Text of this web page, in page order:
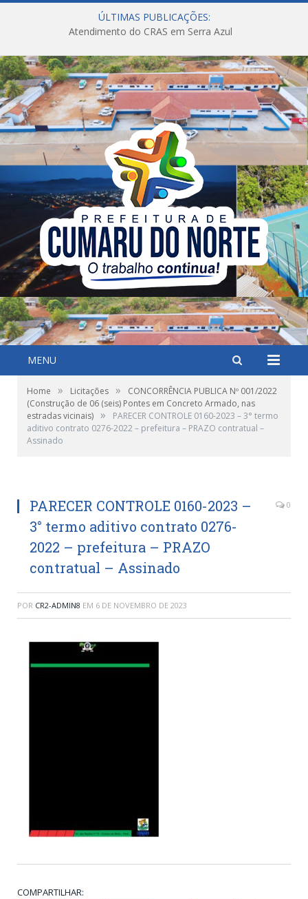
ÚLTIMAS PUBLICAÇÕES:
Atendimento do CRAS em Serra Azul
MENU
Home » Licitações »
CONCORRÊNCIA PUBLICA Nº 001/2022
(Construção de 06 (seis) Pontes em Concreto Armado, nas
estradas vicinais) »
PARECER CONTROLE 0160-2023 – 3° termo
aditivo contrato 0276-2022 – prefeitura – PRAZO contratual –
Assinado
PARECER CONTROLE 0160-2023 –
3° termo aditivo contrato 0276-
2022 – prefeitura – PRAZO
contratual – Assinado
0
POR CR2-ADMIN8 EM 6 DE NOVEMBRO DE 2023
COMPARTILHAR: